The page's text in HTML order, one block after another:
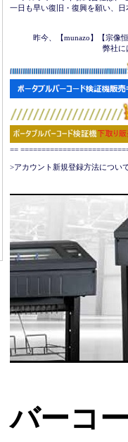
一日も早い復旧・復興を願い、
昨今、【munazo】【宗像恒憲
弊社には一切関係はご
==
>アカウント新規登録方法につい
バーコ